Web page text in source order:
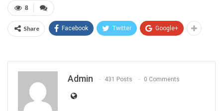
8
Share Facebook Twitter Google+
Admin 431 Posts 0 Comments